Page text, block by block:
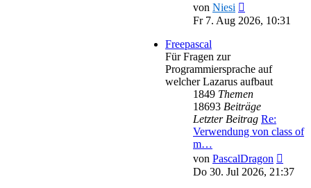
von Niesi
Beitrag
Fr 7. Aug 2026, 10:31
Freepascal
Für Fragen zur
Programmiersprache auf
welcher Lazarus aufbaut
1849 Themen
18693 Beiträge
Letzter Beitrag Re:
Verwendung von class of
m…
von PascalDragon
Do 30. Jul 2026, 21:37